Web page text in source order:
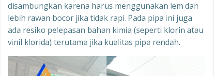
disambungkan karena harus menggunakan lem dan
lebih rawan bocor jika tidak rapi. Pada pipa ini juga
ada resiko pelepasan bahan kimia (seperti klorin atau
vinil klorida) terutama jika kualitas pipa rendah.